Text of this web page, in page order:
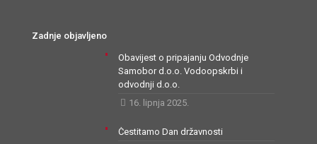
Zadnje objavljeno
Obavijest o pripajanju Odvodnje
Samobor d.o.o. Vodoopskrbi i
odvodnji d.o.o.
16. lipnja 2025.
Čestitamo Dan državnosti